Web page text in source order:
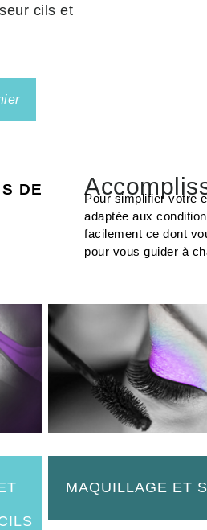
cils et
DE
Pour simplifier votre
adaptée aux
facilement ce dont
pour vous guider à
MAQUILLAGE ET